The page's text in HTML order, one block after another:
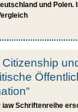
und Polen.
Citizenship
iaw Schriftenreihe